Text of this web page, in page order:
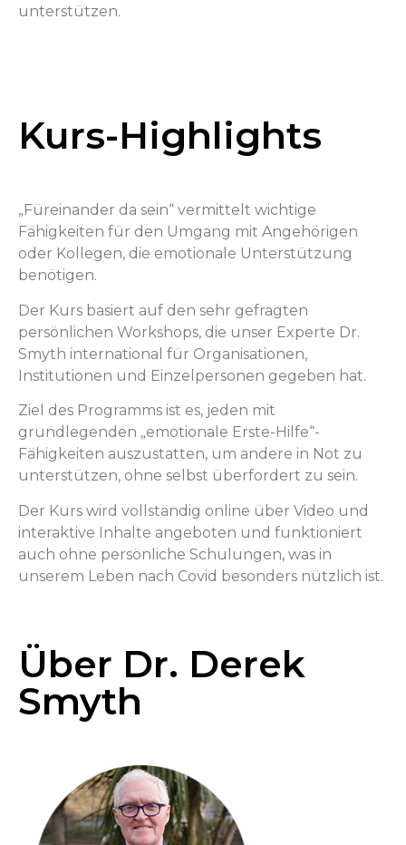
unterstützen.
Kurs-Highlights
„Füreinander da sein“ vermittelt wichtige
Fähigkeiten für den Umgang mit Angehörigen
oder Kollegen, die emotionale Unterstützung
benötigen.
Der Kurs basiert auf den sehr gefragten
persönlichen Workshops, die unser Experte Dr.
Smyth international für Organisationen,
Institutionen und Einzelpersonen gegeben hat.
Ziel des Programms ist es, jeden mit
grundlegenden „emotionale Erste-Hilfe“-
Fähigkeiten auszustatten, um andere in Not zu
unterstützen, ohne selbst überfordert zu sein.
Der Kurs wird vollständig online über Video und
interaktive Inhalte angeboten und funktioniert
auch ohne persönliche Schulungen, was in
unserem Leben nach Covid besonders nützlich ist.
Über Dr. Derek
Smyth